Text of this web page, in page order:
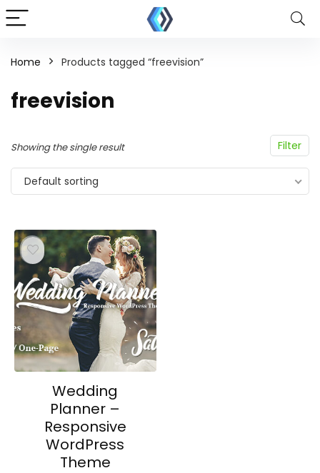
Home Products tagged “freevision”
freevision
Filter
Showing the single result
Default sorting
Wedding
Planner –
Responsive
WordPress
Theme